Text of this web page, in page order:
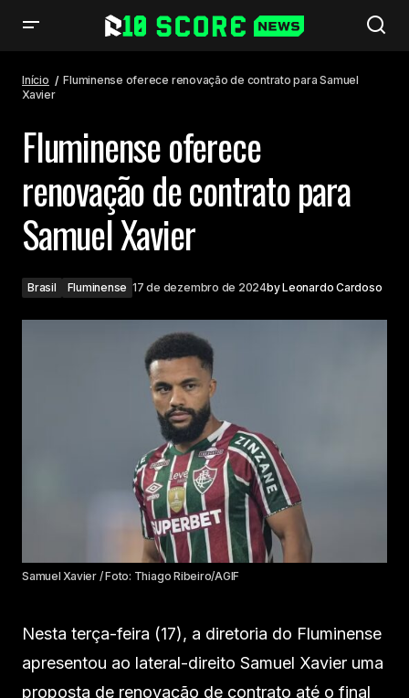
Início
Fluminense oferece renovação de contrato para Samuel
Xavier
Fluminense oferece
renovação de contrato para
Samuel Xavier
Brasil Fluminense 17 de dezembro de 2024byLeonardo Cardoso
Samuel Xavier / Foto: Thiago Ribeiro/AGIF
Nesta terça-feira (17), a diretoria do Fluminense
apresentou ao lateral-direito Samuel Xavier uma
proposta de renovação de contrato até o final